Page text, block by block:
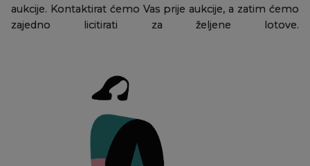
aukcije. Kontaktirat ćemo Vas prije aukcije, a zatim ćemo
zajedno licitirati za željene lotove.